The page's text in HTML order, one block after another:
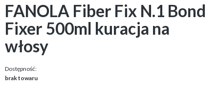
FANOLA Fiber Fix N.1 Bond
Fixer 500ml kuracja na
włosy
Dostępność:
brak towaru